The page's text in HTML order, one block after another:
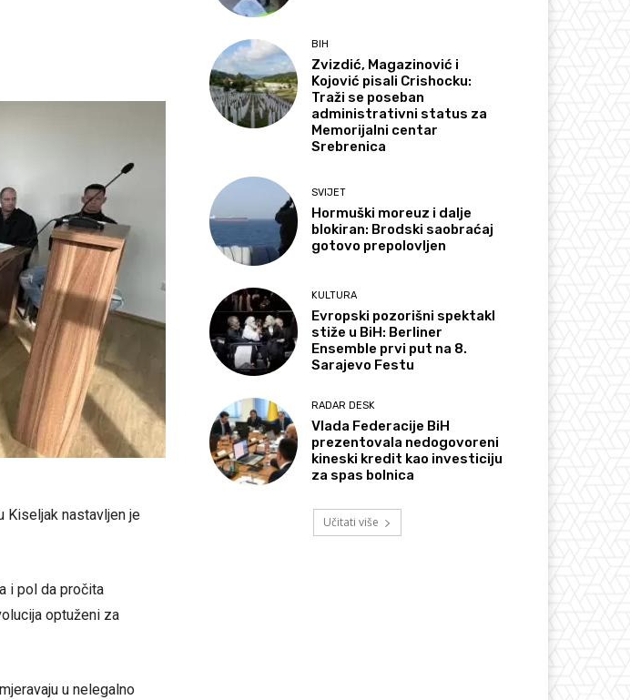
Kiseljak nastavljen je
i pol da pročita
optuženi za
u nelegalno
BIH
Zvizdić, Magazinović i
Kojović pisali Crishocku:
Traži se poseban
administrativni status za
Memorijalni centar
Srebrenica
SVIJET
Hormuški moreuz i dalje
blokiran: Brodski saobraćaj
gotovo prepolovljen
KULTURA
Evropski pozorišni spektakl
stiže u BiH: Berliner
Ensemble prvi put na 8.
Sarajevo Festu
RADAR DESK
Vlada Federacije BiH
prezentovala nedogovoreni
kineski kredit kao investiciju
za spas bolnica
Učitati više